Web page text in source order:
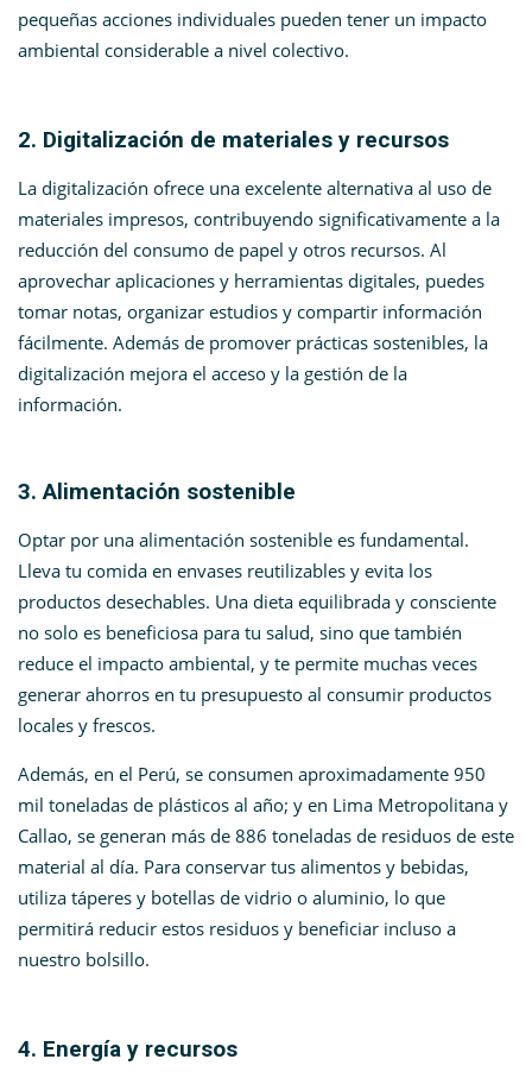
pequeñas acciones individuales pueden tener un impacto
ambiental considerable a nivel colectivo.
2. Digitalización de materiales y recursos
La digitalización ofrece una excelente alternativa al uso de
materiales impresos, contribuyendo significativamente a la
reducción del consumo de papel y otros recursos. Al
aprovechar aplicaciones y herramientas digitales, puedes
tomar notas, organizar estudios y compartir información
fácilmente. Además de promover prácticas sostenibles, la
digitalización mejora el acceso y la gestión de la
información.
3. Alimentación sostenible
Optar por una alimentación sostenible es fundamental.
Lleva tu comida en envases reutilizables y evita los
productos desechables. Una dieta equilibrada y consciente
no solo es beneficiosa para tu salud, sino que también
reduce el impacto ambiental, y te permite muchas veces
generar ahorros en tu presupuesto al consumir productos
locales y frescos.
Además, en el Perú, se consumen aproximadamente 950
mil toneladas de plásticos al año; y en Lima Metropolitana y
Callao, se generan más de 886 toneladas de residuos de este
material al día. Para conservar tus alimentos y bebidas,
utiliza táperes y botellas de vidrio o aluminio, lo que
permitirá reducir estos residuos y beneficiar incluso a
nuestro bolsillo.
4. Energía y recursos